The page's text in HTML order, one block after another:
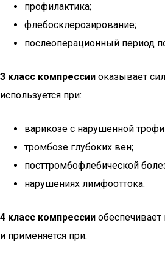
профилактика;
флебосклерозирование;
послеоперационный период
3 класс компрессии оказывает
используется при:
варикозе с нарушенной
тромбозе глубоких вен;
посттромбофлебической
нарушениях лимфооттока.
4 класс компрессии
и применяется при: